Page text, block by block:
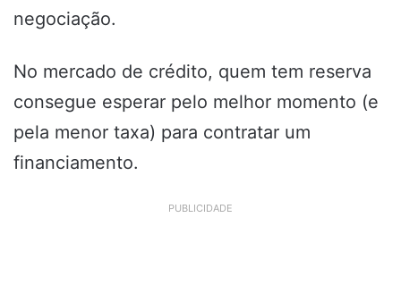
negociação.
No mercado de crédito, quem tem reserva
consegue esperar pelo melhor momento (e
pela menor taxa) para contratar um
financiamento.
PUBLICIDADE